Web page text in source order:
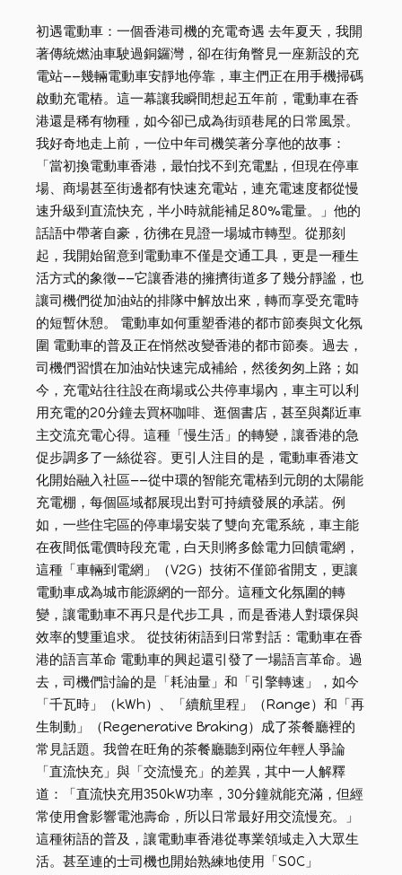
初遇電動車：一個香港司機的充電奇遇 去年夏天，我開
著傳統燃油車駛過銅鑼灣，卻在街角瞥見一座新設的充
電站——幾輛電動車安靜地停靠，車主們正在用手機掃碼
啟動充電樁。這一幕讓我瞬間想起五年前，電動車在香
港還是稀有物種，如今卻已成為街頭巷尾的日常風景。
我好奇地走上前，一位中年司機笑著分享他的故事：
「當初換電動車香港，最怕找不到充電點，但現在停車
場、商場甚至街邊都有快速充電站，連充電速度都從慢
速升級到直流快充，半小時就能補足80%電量。」他的
話語中帶著自豪，彷彿在見證一場城市轉型。從那刻
起，我開始留意到電動車不僅是交通工具，更是一種生
活方式的象徵——它讓香港的擁擠街道多了幾分靜謐，也
讓司機們從加油站的排隊中解放出來，轉而享受充電時
的短暫休憩。 電動車如何重塑香港的都市節奏與文化氛
圍 電動車的普及正在悄然改變香港的都市節奏。過去，
司機們習慣在加油站快速完成補給，然後匆匆上路；如
今，充電站往往設在商場或公共停車場內，車主可以利
用充電的20分鐘去買杯咖啡、逛個書店，甚至與鄰近車
主交流充電心得。這種「慢生活」的轉變，讓香港的急
促步調多了一絲從容。更引人注目的是，電動車香港文
化開始融入社區——從中環的智能充電樁到元朗的太陽能
充電棚，每個區域都展現出對可持續發展的承諾。例
如，一些住宅區的停車場安裝了雙向充電系統，車主能
在夜間低電價時段充電，白天則將多餘電力回饋電網，
這種「車輛到電網」（V2G）技術不僅節省開支，更讓
電動車成為城市能源網的一部分。這種文化氛圍的轉
變，讓電動車不再只是代步工具，而是香港人對環保與
效率的雙重追求。 從技術術語到日常對話：電動車在香
港的語言革命 電動車的興起還引發了一場語言革命。過
去，司機們討論的是「耗油量」和「引擎轉速」，如今
「千瓦時」（kWh）、「續航里程」（Range）和「再
生制動」（Regenerative Braking）成了茶餐廳裡的
常見話題。我曾在旺角的茶餐廳聽到兩位年輕人爭論
「直流快充」與「交流慢充」的差異，其中一人解釋
道：「直流快充用350kW功率，30分鐘就能充滿，但經
常使用會影響電池壽命，所以日常最好用交流慢充。」
這種術語的普及，讓電動車香港從專業領域走入大眾生
活。甚至連的士司機也開始熟練地使用「SOC」